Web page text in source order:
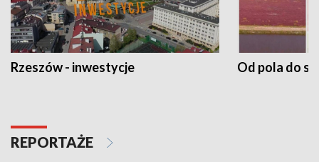
Rzeszów - inwestycje Od pola do
REPORTAŻE